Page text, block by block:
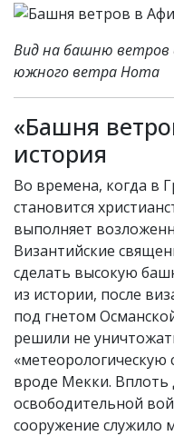
Вид на башню ветров
южного ветра Нота
«Башня
история
Во времена, когда в
становится
выполняет
Византийские
сделать высокую
из истории, после
под гнетом
решили не
«метеорологическую
вроде Мекки. Вплоть
освободительной
сооружение служило